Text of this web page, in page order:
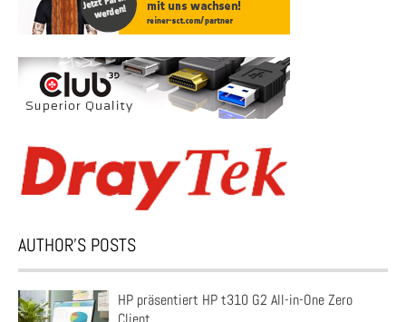
AUTHOR’S POSTS
HP präsentiert HP t310 G2 All-in-One Zero